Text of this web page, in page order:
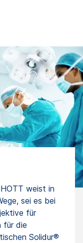
weist in
sei es bei
für
für die
Solidur®